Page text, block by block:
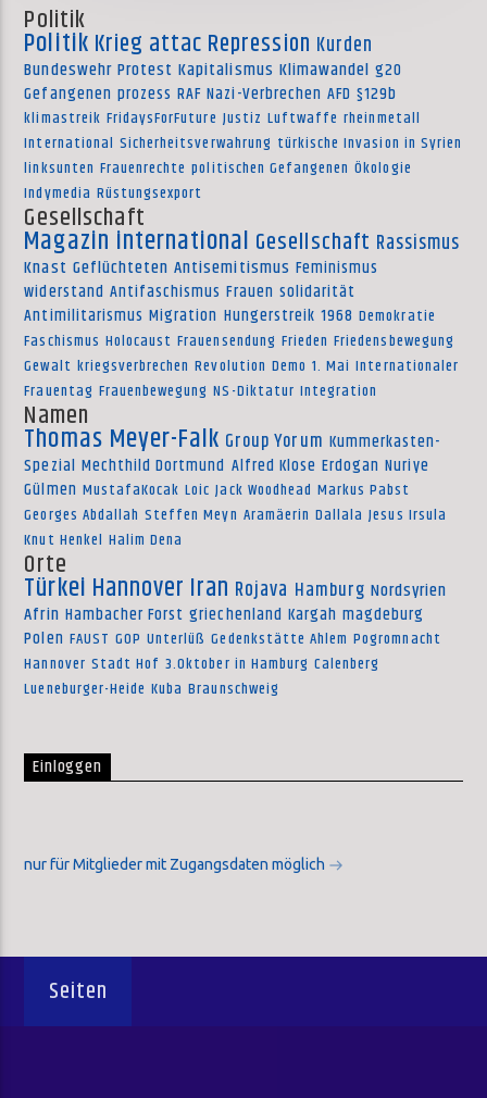
Politik
Politik Krieg attac Repression Kurden
Bundeswehr Protest Kapitalismus Klimawandel g20
Gefangenen prozess RAF Nazi-Verbrechen AFD §129b
klimastreik FridaysForFuture Justiz Luftwaffe rheinmetall
International Sicherheitsverwahrung türkische Invasion in Syrien
linksunten Frauenrechte politischen Gefangenen Ökologie
Indymedia Rüstungsexport
Gesellschaft
Magazin international Gesellschaft Rassismus
Knast Geflüchteten Antisemitismus Feminismus
widerstand Antifaschismus Frauen solidarität
Antimilitarismus Migration Hungerstreik 1968 Demokratie
Faschismus Holocaust Frauensendung Frieden Friedensbewegung
Gewalt kriegsverbrechen Revolution Demo 1. Mai Internationaler
Frauentag Frauenbewegung NS-Diktatur Integration
Namen
Thomas Meyer-Falk Group Yorum Kummerkasten-
Spezial Mechthild Dortmund Alfred Klose Erdogan Nuriye
Gülmen MustafaKocak Loic Jack Woodhead Markus Pabst
Georges Abdallah Steffen Meyn Aramäerin Dallala Jesus Irsula
Knut Henkel Halim Dena
Orte
Türkei Hannover Iran Rojava Hamburg Nordsyrien
Afrin Hambacher Forst griechenland Kargah magdeburg
Polen FAUST GOP Unterlüß Gedenkstätte Ahlem Pogromnacht
Hannover Stadt Hof 3.Oktober in Hamburg Calenberg
Lueneburger-Heide Kuba Braunschweig
Einloggen
nur für Mitglieder mit Zugangsdaten möglich
Seiten